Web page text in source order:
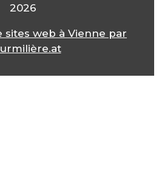
2026
sites web à Vienne par